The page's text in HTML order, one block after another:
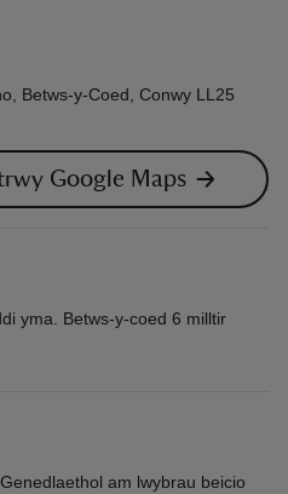
Betws-y-Coed, Conwy LL25
Google Maps
yma. Betws-y-coed 6 milltir
am lwybrau beicio